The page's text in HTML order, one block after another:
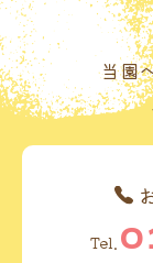
当園
Tel.